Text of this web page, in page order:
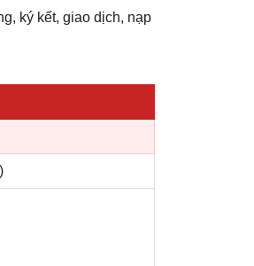
ký kết, giao dịch, nạp